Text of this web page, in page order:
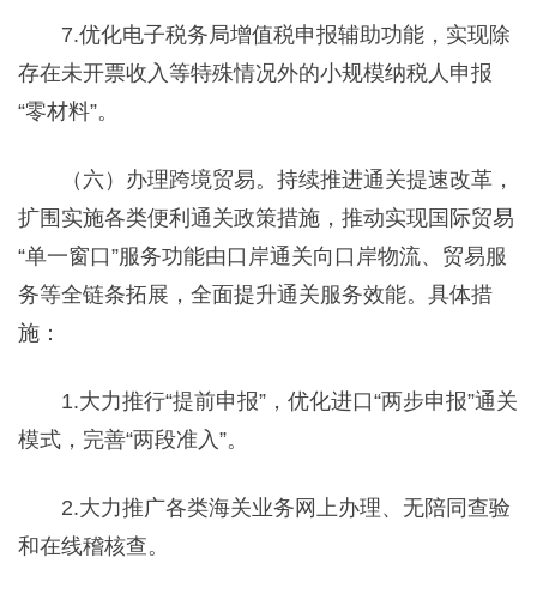
7.优化电子税务局增值税申报辅助功能，实现除
存在未开票收入等特殊情况外的小规模纳税人申报
“零材料”。
（六）办理跨境贸易。持续推进通关提速改革，
扩围实施各类便利通关政策措施，推动实现国际贸易
“单一窗口”服务功能由口岸通关向口岸物流、贸易服
务等全链条拓展，全面提升通关服务效能。具体措
施：
1.大力推行“提前申报”，优化进口“两步申报”通关
模式，完善“两段准入”。
2.大力推广各类海关业务网上办理、无陪同查验
和在线稽核查。